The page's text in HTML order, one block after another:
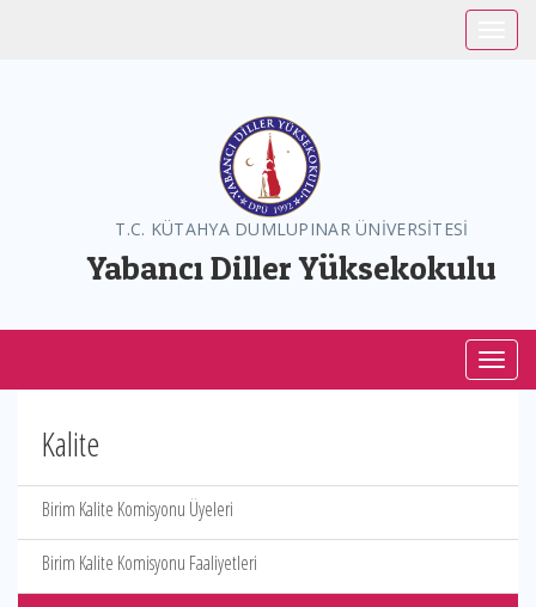
T.C. KÜTAHYA DUMLUPINAR ÜNİVERSİTESİ
Yabancı Diller Yüksekokulu
Kalite
Birim Kalite Komisyonu Üyeleri
Birim Kalite Komisyonu Faaliyetleri